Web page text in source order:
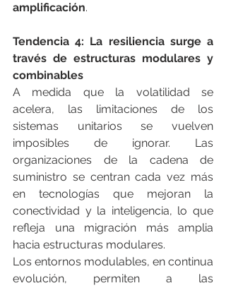
amplificación.
Tendencia 4: La resiliencia surge a
través de estructuras modulares y
combinables
A medida que la volatilidad se
acelera, las limitaciones de los
sistemas unitarios se vuelven
imposibles de ignorar. Las
organizaciones de la cadena de
suministro se centran cada vez más
en tecnologías que mejoran la
conectividad y la inteligencia, lo que
refleja una migración más amplia
hacia estructuras modulares.
Los entornos modulables, en continua
evolución, permiten a las